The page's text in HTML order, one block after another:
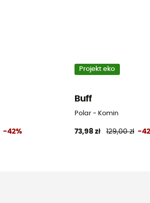
-42%
Projekt eko
Buff
Polar - Komin
73,98 zł 129,00 zł -